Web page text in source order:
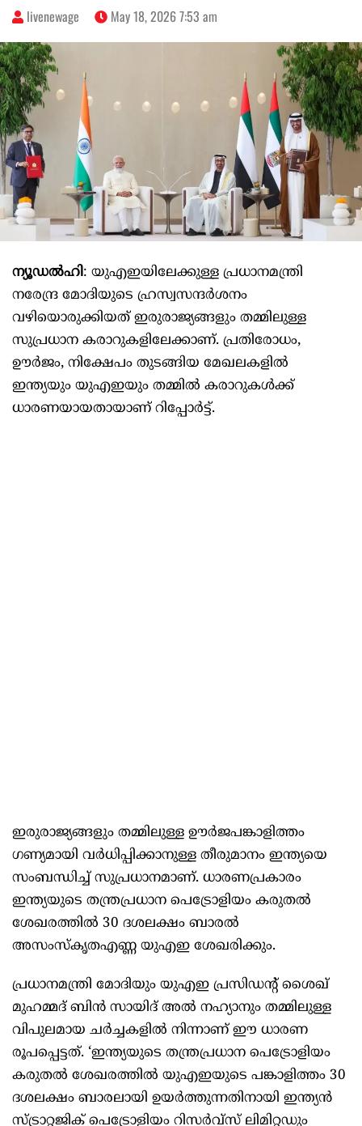
livenewage May 18, 2026 7:53 am
ന്യൂഡൽഹി: യുഎഇയിലേക്കുള്ള പ്രധാനമന്ത്രി
നരേന്ദ്ര മോദിയുടെ ഹ്രസ്വസന്ദർശനം
വഴിയൊരുക്കിയത് ഇരുരാജ്യങ്ങളും തമ്മിലുള്ള
സുപ്രധാന കരാറുകളിലേക്കാണ്. പ്രതിരോധം,
ഊർജം, നിക്ഷേപം തുടങ്ങിയ മേഖലകളിൽ
ഇന്ത്യയും യുഎഇയും തമ്മിൽ കരാറുകൾക്ക്
ധാരണയായതായാണ് റിപ്പോർട്ട്.
ഇരുരാജ്യങ്ങളും തമ്മിലുള്ള ഊർജപങ്കാളിത്തം
ഗണ്യമായി വർധിപ്പിക്കാനുള്ള തീരുമാനം ഇന്ത്യയെ
സംബന്ധിച്ച് സുപ്രധാനമാണ്. ധാരണപ്രകാരം
ഇന്ത്യയുടെ തന്ത്രപ്രധാന പെട്രോളിയം കരുതൽ
ശേഖരത്തിൽ 30 ദശലക്ഷം ബാരൽ
അസംസ്കൃതഎണ്ണ യുഎഇ ശേഖരിക്കും.
പ്രധാനമന്ത്രി മോദിയും യുഎഇ പ്രസിഡന്റ് ശൈഖ്
മുഹമ്മദ് ബിൻ സായിദ് അൽ നഹ്യാനും തമ്മിലുള്ള
വിപുലമായ ചർച്ചകളിൽ നിന്നാണ് ഈ ധാരണ
രൂപപ്പെട്ടത്. ‘ഇന്ത്യയുടെ തന്ത്രപ്രധാന പെട്രോളിയം
കരുതൽ ശേഖരത്തിൽ യുഎഇയുടെ പങ്കാളിത്തം 30
ദശലക്ഷം ബാരലായി ഉയർത്തുന്നതിനായി ഇന്ത്യൻ
സ്ട്രാറ്റജിക് പെട്രോളിയം റിസർവ്‌സ് ലിമിറ്റഡും